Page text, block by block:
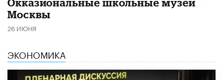
Москвы
26 ИЮНЯ
ЭКОНОМИКА